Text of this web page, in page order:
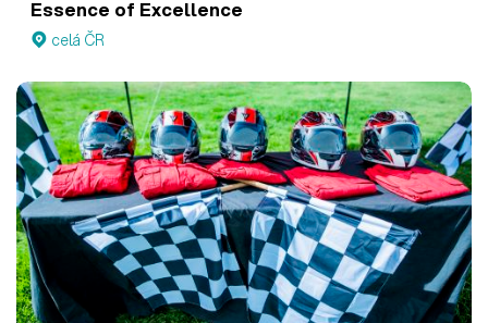
Essence of Excellence
celá ČR